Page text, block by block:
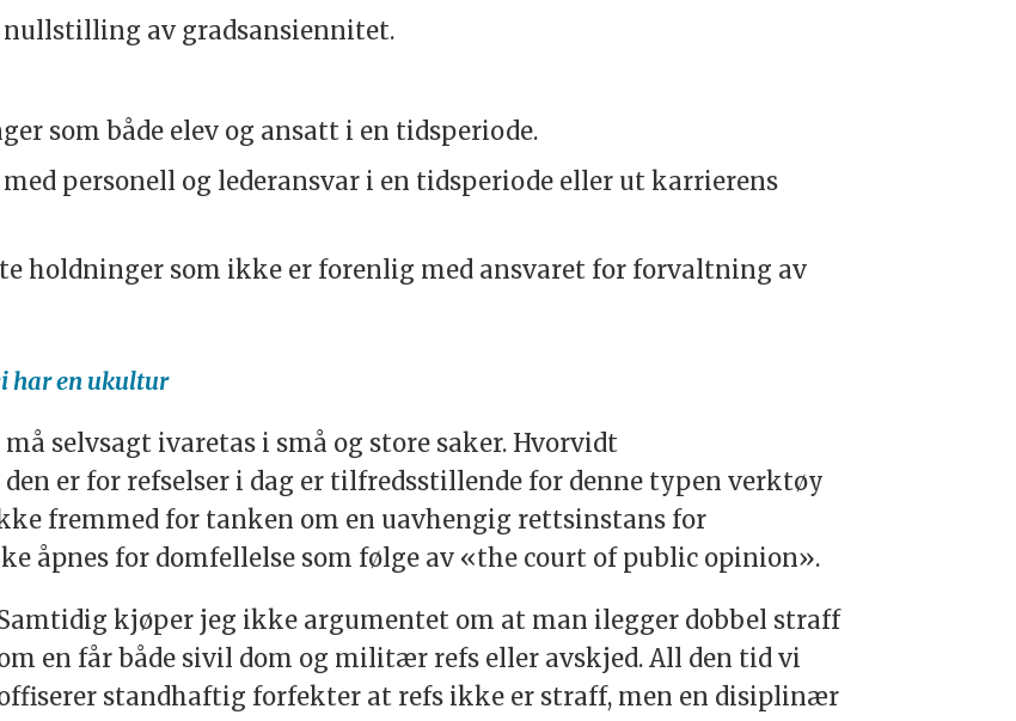
av gradsansiennitet.
som både elev og ansatt i en tidsperiode.
personell og lederansvar i en tidsperiode eller ut karrierens
holdninger som ikke er forenlig med ansvaret for forvaltning av
har en ukultur
selvsagt ivaretas i små og store saker. Hvorvidt
er for refselser i dag er tilfredsstillende for denne typen verktøy
fremmed for tanken om en uavhengig rettsinstans for
åpnes for domfellelse som følge av «the court of public opinion».
kjøper jeg ikke argumentet om at man ilegger dobbel straff
en får både sivil dom og militær refs eller avskjed. All den tid vi
standhaftig forfekter at refs ikke er straff, men en disiplinær